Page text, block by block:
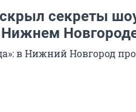
секреты
Нижнем
в Нижний Новгород